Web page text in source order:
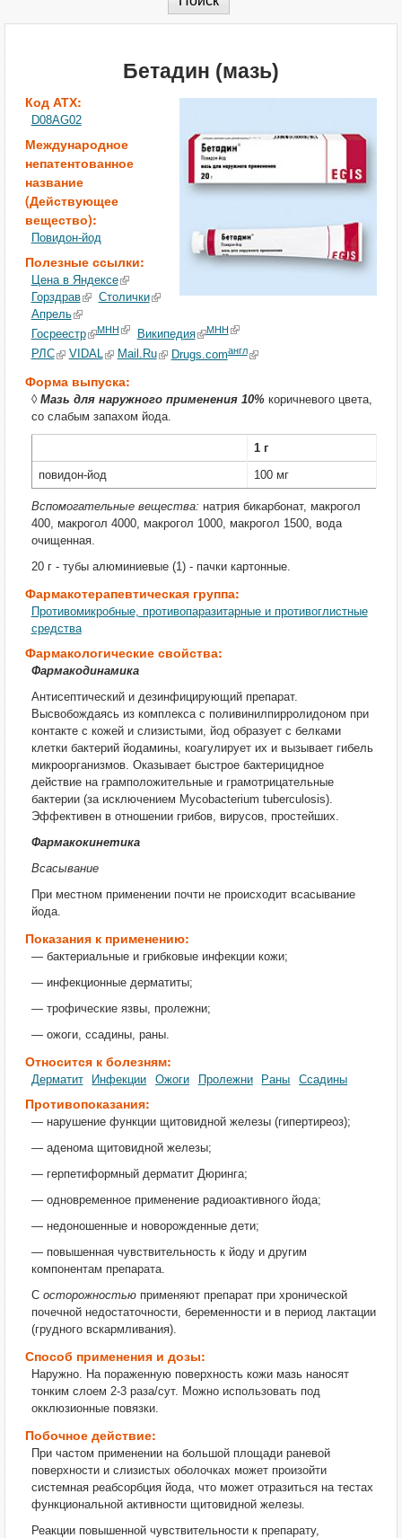
Бетадин (мазь)
Код АТХ:
D08AG02
Международное
непатентованное
название
(Действующее
вещество):
Повидон-йод
Полезные ссылки:
Цена в Яндексе
Горздрав
Столички
Апрель
Госреестр
МНН Википедия МНН
РЛС VIDAL Mail.Ru Drugs.comангл
Форма выпуска:
◊ Мазь для наружного применения 10%коричневого цвета,
со слабым запахом йода.
1 г
повидон-йод
100 мг
Вспомогательные вещества: натрия бикарбонат, макрогол
400, макрогол 4000, макрогол 1000, макрогол 1500, вода
очищенная.
20 г - тубы алюминиевые (1) - пачки картонные.
Фармакотерапевтическая группа:
Противомикробные, противопаразитарные и противоглистные
средства
Фармакологические свойства:
Фармакодинамика
Антисептический и дезинфицирующий препарат.
Высвобождаясь из комплекса с поливинилпирролидоном при
контакте с кожей и слизистыми, йод образует с белками
клетки бактерий йодамины, коагулирует их и вызывает гибель
микроорганизмов. Оказывает быстрое бактерицидное
действие на грамположительные и грамотрицательные
бактерии (за исключением Mycobacterium tuberculosis).
Эффективен в отношении грибов, вирусов, простейших.
Фармакокинетика
Всасывание
При местном применении почти не происходит всасывание
йода.
Показания к применению:
— бактериальные и грибковые инфекции кожи;
— инфекционные дерматиты;
— трофические язвы, пролежни;
— ожоги, ссадины, раны.
Относится к болезням:
Дерматит Инфекции Ожоги Пролежни Раны Ссадины
Противопоказания:
— нарушение функции щитовидной железы (гипертиреоз);
— аденома щитовидной железы;
— герпетиформный дерматит Дюринга;
— одновременное применение радиоактивного йода;
— недоношенные и новорожденные дети;
— повышенная чувствительность к йоду и другим
компонентам препарата.
С осторожностьюприменяют препарат при хронической
почечной недостаточности, беременности и в период лактации
(грудного вскармливания).
Способ применения и дозы:
Наружно. На пораженную поверхность кожи мазь наносят
тонким слоем 2-3 раза/сут. Можно использовать под
окклюзионные повязки.
Побочное действие:
При частом применении на большой площади раневой
поверхности и слизистых оболочках может произойти
системная реабсорбция йода, что может отразиться на тестах
функциональной активности щитовидной железы.
Реакции повышенной чувствительности к препарату,